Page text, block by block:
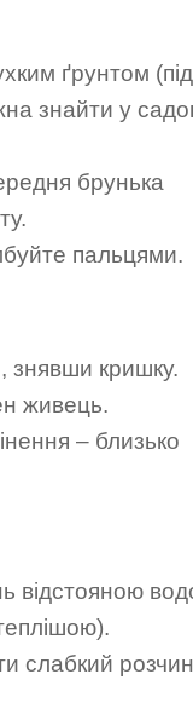
ґрунтом
знайти у
брунька
пальцями.
знявши кришку.
живець.
– близько
відстояною
слабкий розчин